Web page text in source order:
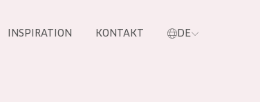
INSPIRATION KONTAKT DE